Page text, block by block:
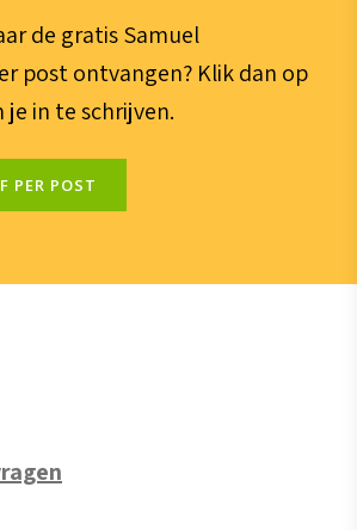
de gratis Samuel
post ontvangen? Klik dan op
in te schrijven.
PER POST